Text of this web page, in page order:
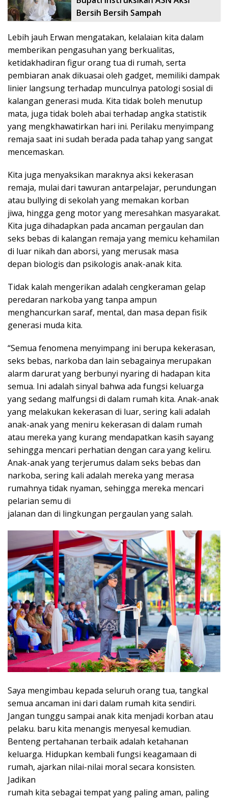
Bersih Bersih Sampah
Lebih jauh Erwan mengatakan, kelalaian kita dalam
memberikan pengasuhan yang berkualitas,
ketidakhadiran figur orang tua di rumah, serta
pembiaran anak dikuasai oleh gadget, memiliki dampak
linier langsung terhadap munculnya patologi sosial di
kalangan generasi muda. Kita tidak boleh menutup
mata, juga tidak boleh abai terhadap angka statistik
yang mengkhawatirkan hari ini. Perilaku menyimpang
remaja saat ini sudah berada pada tahap yang sangat
mencemaskan.
Kita juga menyaksikan maraknya aksi kekerasan
remaja, mulai dari tawuran antarpelajar, perundungan
atau bullying di sekolah yang memakan korban
jiwa, hingga geng motor yang meresahkan masyarakat.
Kita juga dihadapkan pada ancaman pergaulan dan
seks bebas di kalangan remaja yang memicu kehamilan
di luar nikah dan aborsi, yang merusak masa
depan biologis dan psikologis anak-anak kita.
Tidak kalah mengerikan adalah cengkeraman gelap
peredaran narkoba yang tanpa ampun
menghancurkan saraf, mental, dan masa depan fisik
generasi muda kita.
“Semua fenomena menyimpang ini berupa kekerasan,
seks bebas, narkoba dan lain sebagainya merupakan
alarm darurat yang berbunyi nyaring di hadapan kita
semua. Ini adalah sinyal bahwa ada fungsi keluarga
yang sedang malfungsi di dalam rumah kita. Anak-anak
yang melakukan kekerasan di luar, sering kali adalah
anak-anak yang meniru kekerasan di dalam rumah
atau mereka yang kurang mendapatkan kasih sayang
sehingga mencari perhatian dengan cara yang keliru.
Anak-anak yang terjerumus dalam seks bebas dan
narkoba, sering kali adalah mereka yang merasa
rumahnya tidak nyaman, sehingga mereka mencari
pelarian semu di
jalanan dan di lingkungan pergaulan yang salah.
Saya mengimbau kepada seluruh orang tua, tangkal
semua ancaman ini dari dalam rumah kita sendiri.
Jangan tunggu sampai anak kita menjadi korban atau
pelaku. baru kita menangis menyesal kemudian.
Benteng pertahanan terbaik adalah ketahanan
keluarga. Hidupkan kembali fungsi keagamaan di
rumah, ajarkan nilai-nilai moral secara konsisten.
Jadikan
rumah kita sebagai tempat yang paling aman, paling